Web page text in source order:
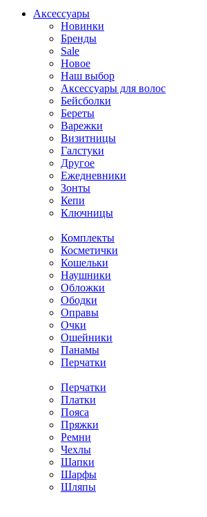
Аксессуары
Новинки
Бренды
Sale
Новое
Наш выбор
Аксессуары для волос
Бейсболки
Береты
Варежки
Визитницы
Галстуки
Другое
Ежедневники
Зонты
Кепи
Ключницы
Комплекты
Косметички
Кошельки
Наушники
Обложки
Ободки
Оправы
Очки
Ошейники
Панамы
Перчатки
Перчатки
Платки
Пояса
Пряжки
Ремни
Чехлы
Шапки
Шарфы
Шляпы